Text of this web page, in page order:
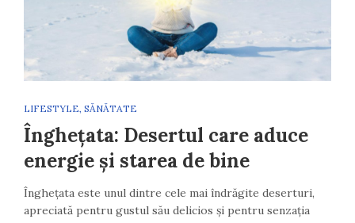
LIFESTYLE, SĂNĂTATE
Înghețata: Desertul care aduce
energie și starea de bine
Înghețata este unul dintre cele mai îndrăgite deserturi,
apreciată pentru gustul său delicios și pentru senzația